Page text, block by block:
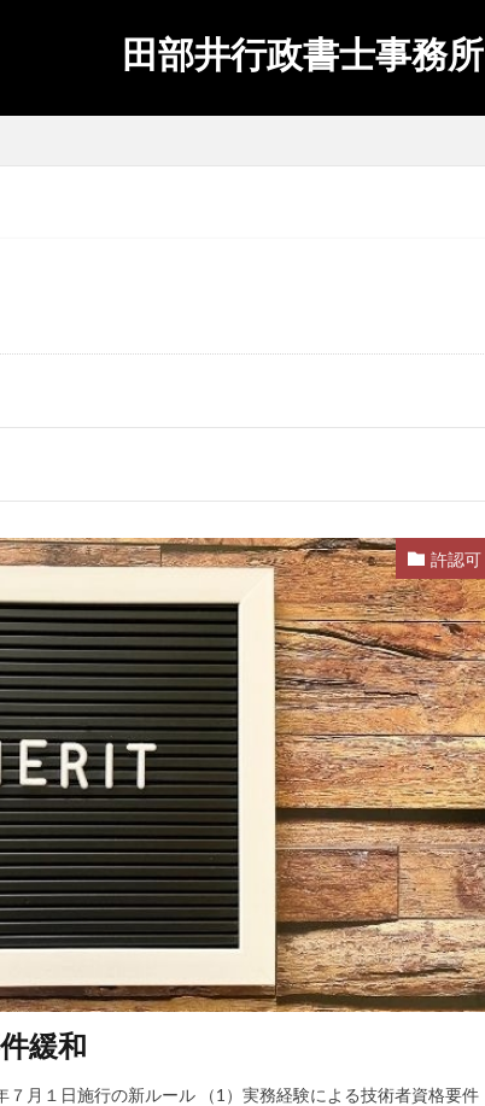
田部井行政書士事務所
許認可
緩和
月１日施行の新ルール （1）実務経験による技術者資格要件
検索